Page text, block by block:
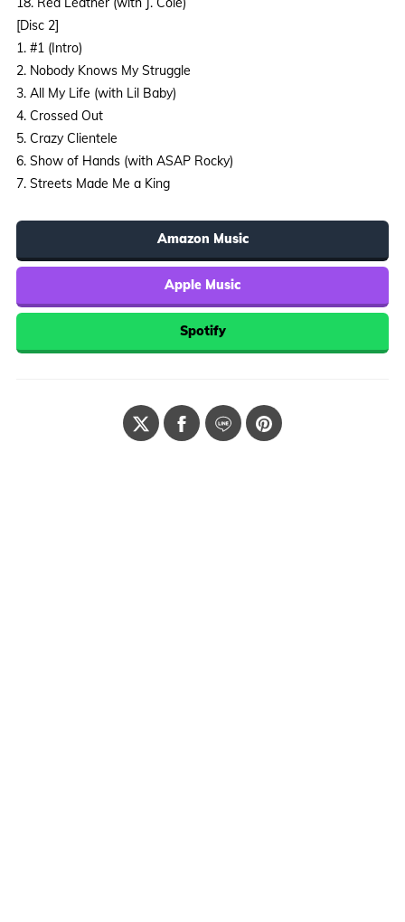
[Disc 2]
1. #1 (Intro)
2. Nobody Knows My Struggle
3. All My Life (with Lil Baby)
4. Crossed Out
5. Crazy Clientele
6. Show of Hands (with ASAP Rocky)
7. Streets Made Me a King
Amazon Music
Apple Music
Spotify